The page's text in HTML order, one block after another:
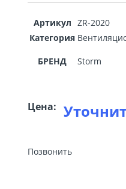
Артикул ZR-2020
Категория
БРЕНД Storm
Цена:
Позвонить